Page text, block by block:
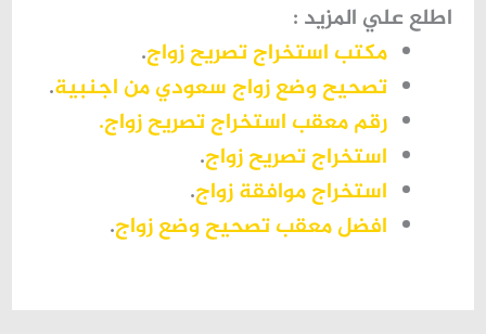
اطلع علي المزيد :
مكتب استخراج تصريح زواج.
تصحيح وضع زواج سعودي من اجنبية.
رقم معقب استخراج تصريح زواج.
استخراج تصريح زواج.
استخراج موافقة زواج.
افضل معقب تصحيح وضع زواج.